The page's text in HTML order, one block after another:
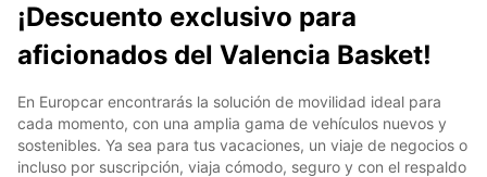
¡Descuento exclusivo para
aficionados del Valencia Basket!
En Europcar encontrarás la solución de movilidad ideal para
cada momento, con una amplia gama de vehículos nuevos y
sostenibles. Ya sea para tus vacaciones, un viaje de negocios o
incluso por suscripción, viaja cómodo, seguro y con el respaldo